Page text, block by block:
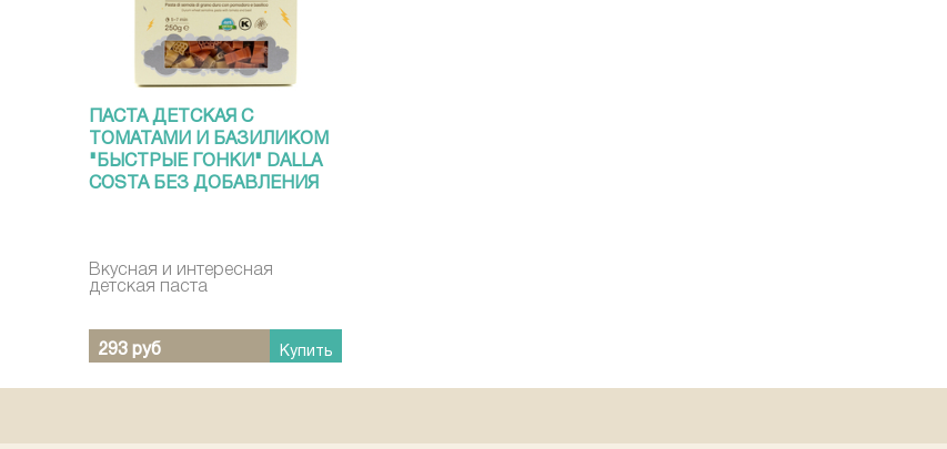
ПАСТА ДЕТСКАЯ С
ТОМАТАМИ И БАЗИЛИКОМ
"БЫСТРЫЕ ГОНКИ" DALLA
COSTA БЕЗ ДОБАВЛЕНИЯ
Вкусная и интересная
детская паста
293 руб Купить